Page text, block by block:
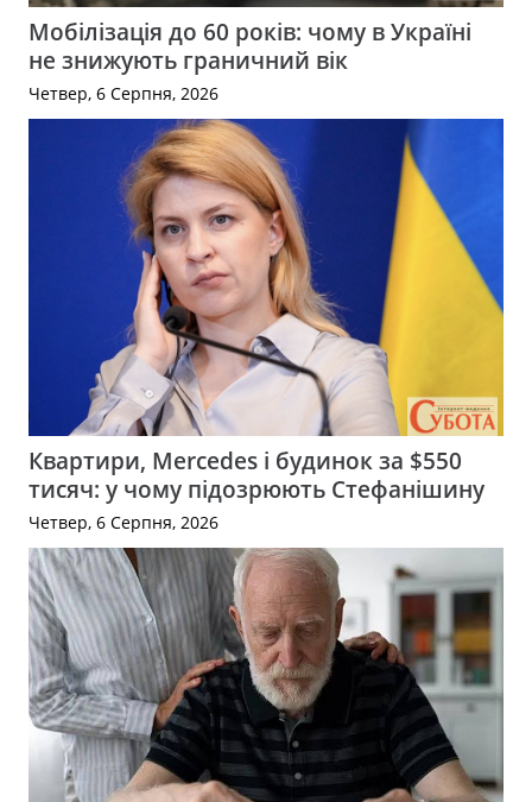
Мобілізація до 60 років: чому в Україні
не знижують граничний вік
Четвер, 6 Серпня, 2026
Квартири, Mercedes і будинок за $550
тисяч: у чому підозрюють Стефанішину
Четвер, 6 Серпня, 2026